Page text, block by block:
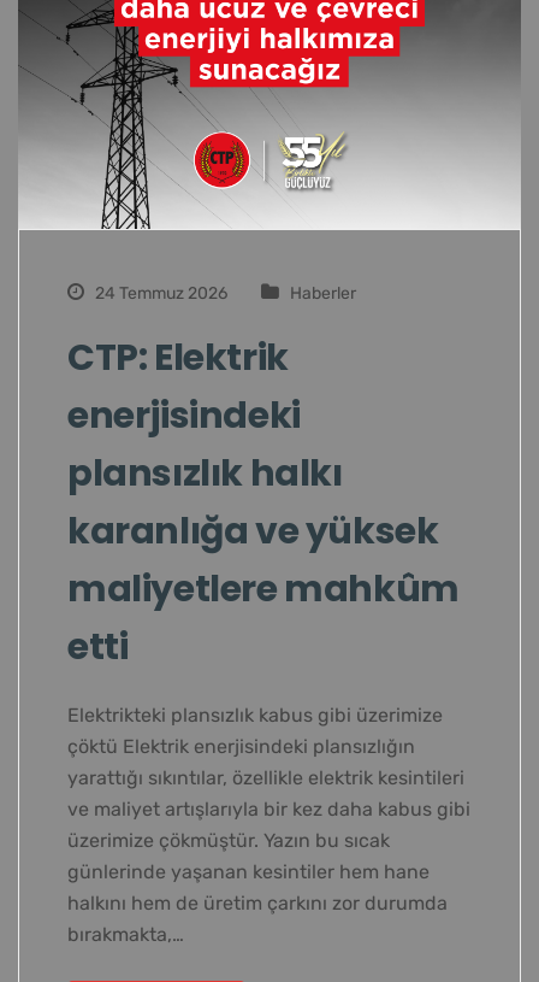
24 Temmuz 2026 Haberler
CTP: Elektrik
enerjisindeki
plansızlık halkı
karanlığa ve yüksek
maliyetlere mahkûm
etti
Elektrikteki plansızlık kabus gibi üzerimize
çöktü Elektrik enerjisindeki plansızlığın
yarattığı sıkıntılar, özellikle elektrik kesintileri
ve maliyet artışlarıyla bir kez daha kabus gibi
üzerimize çökmüştür. Yazın bu sıcak
günlerinde yaşanan kesintiler hem hane
halkını hem de üretim çarkını zor durumda
bırakmakta,…